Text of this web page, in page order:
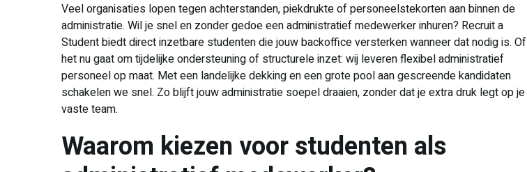
Veel organisaties lopen tegen achterstanden, piekdrukte of personeelstekorten aan binnen de
administratie. Wil je snel en zonder gedoe een administratief medewerker inhuren? Recruit a
Student biedt direct inzetbare studenten die jouw backoffice versterken wanneer dat nodig is. Of
het nu gaat om tijdelijke ondersteuning of structurele inzet: wij leveren flexibel administratief
personeel op maat. Met een landelijke dekking en een grote pool aan gescreende kandidaten
schakelen we snel. Zo blijft jouw administratie soepel draaien, zonder dat je extra druk legt op je
vaste team.
Waarom kiezen voor studenten als